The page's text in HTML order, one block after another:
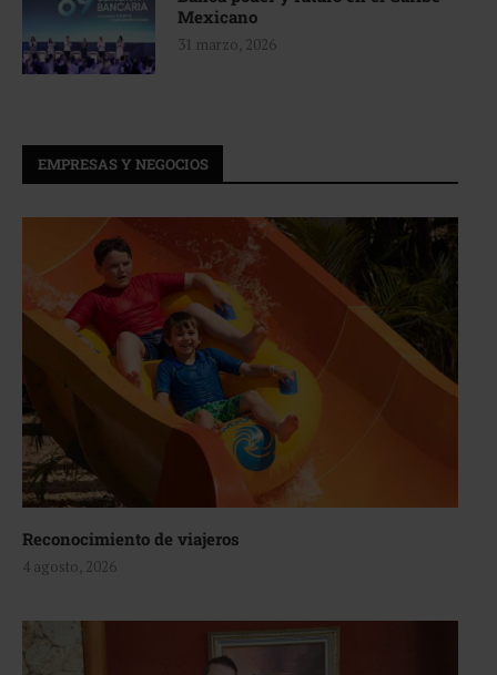
Mexicano
31 marzo, 2026
EMPRESAS Y NEGOCIOS
Reconocimiento de viajeros
4 agosto, 2026